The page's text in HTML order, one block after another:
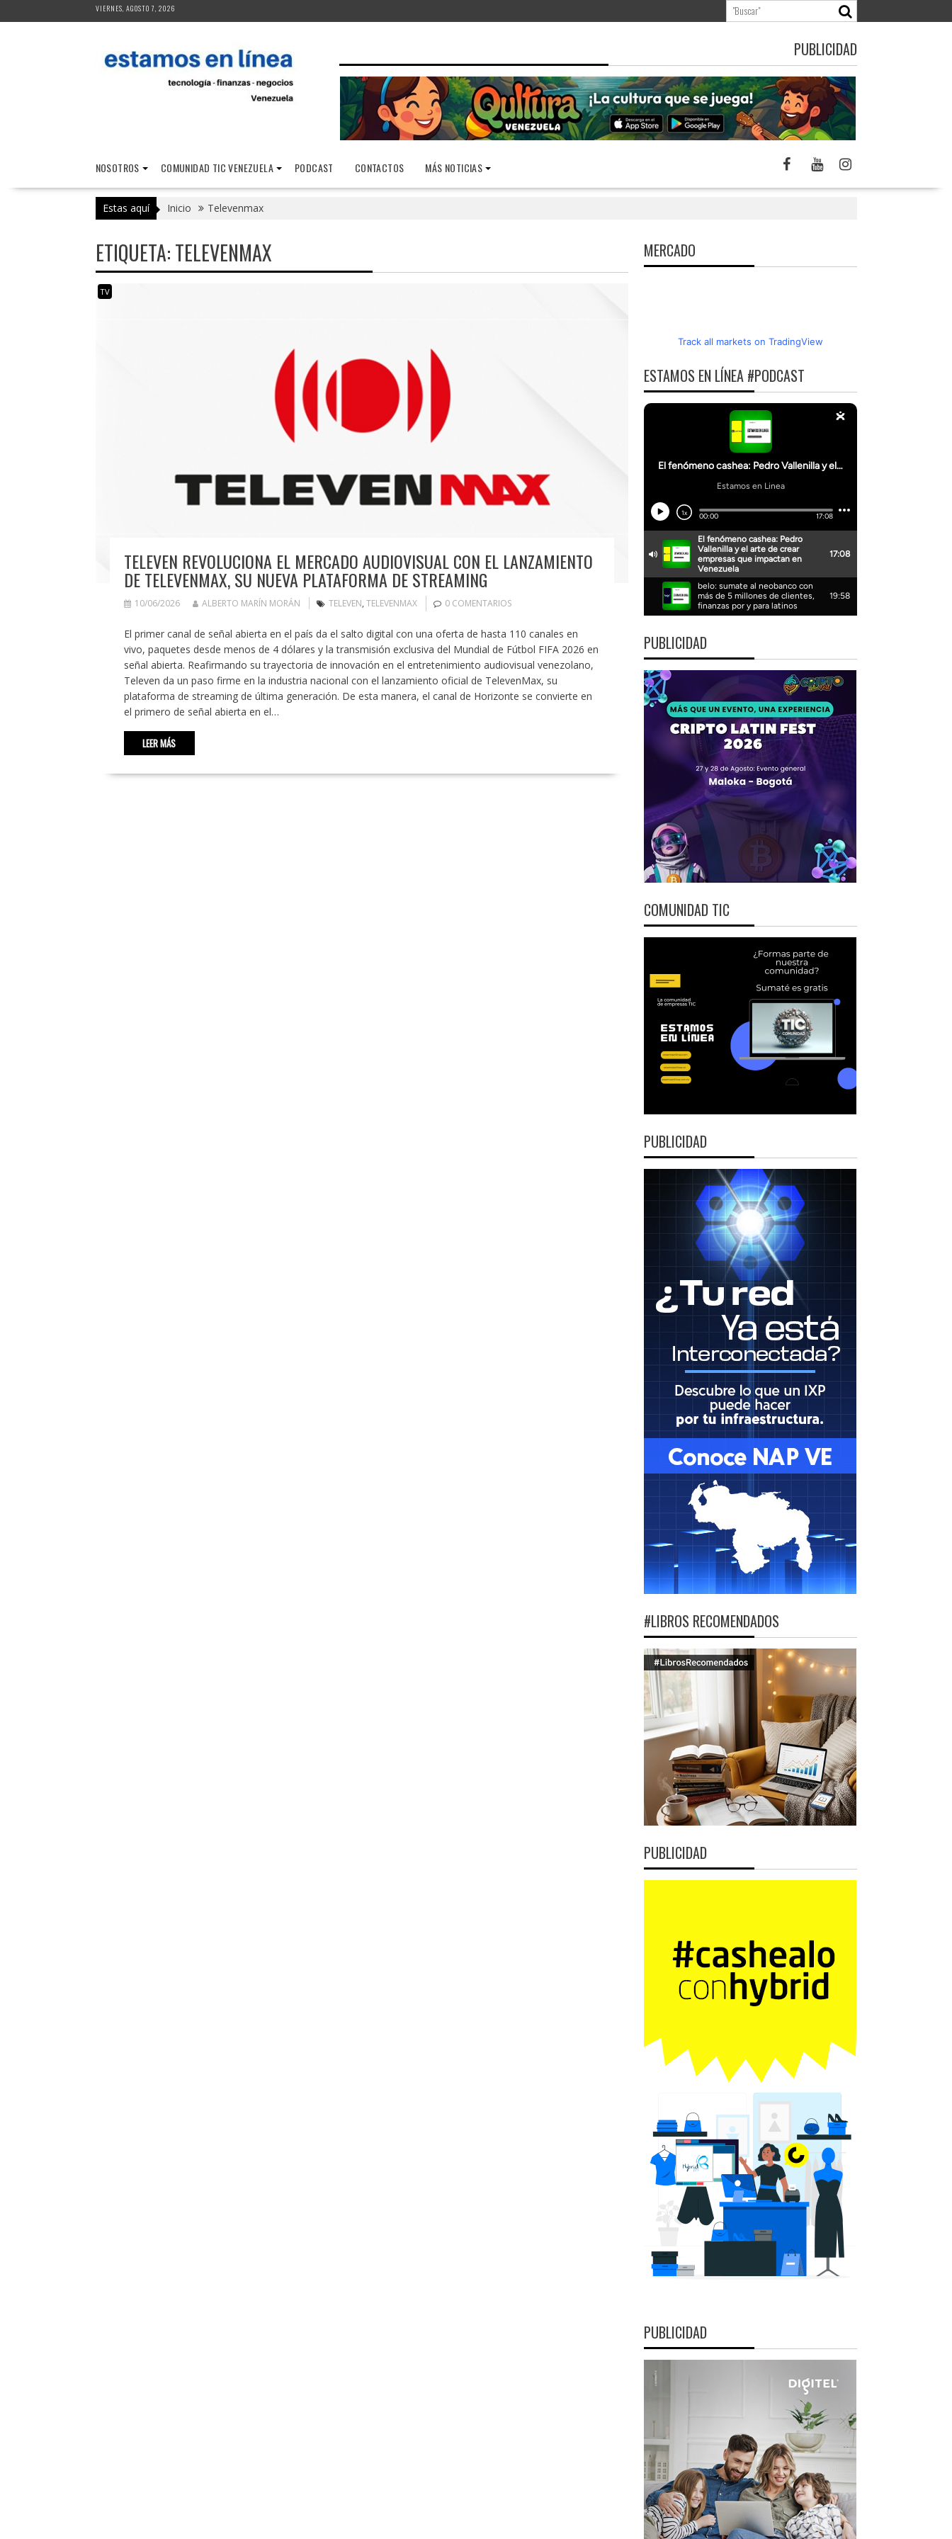
al
VIERNES, AGOSTO 7, 2026
PUBLICIDAD
NOSOTROS COMUNIDAD TIC VENEZUELA PODCAST CONTACTOS MÁS NOTICIAS
Estas aquí Inicio Televenmax
ETIQUETA:TELEVENMAX
TV
TELEVEN REVOLUCIONA EL MERCADO AUDIOVISUAL CON EL LANZAMIENTO
DE TELEVENMAX, SU NUEVA PLATAFORMA DE STREAMING
10/06/2026 ALBERTO MARÍN MORÁN TELEVEN, TELEVENMAX 0 COMENTARIOS
El primer canal de señal abierta en el país da el salto digital con una oferta de hasta 110 canales en
vivo, paquetes desde menos de 4 dólares y la transmisión exclusiva del Mundial de Fútbol FIFA 2026 en
señal abierta. Reafirmando su trayectoria de innovación en el entretenimiento audiovisual venezolano,
Televen da un paso firme en la industria nacional con el lanzamiento oficial de TelevenMax, su
plataforma de streaming de última generación. De esta manera, el canal de Horizonte se convierte en
el primero de señal abierta en el…
LEER MÁS
MERCADO
Track all markets on TradingView
ESTAMOS EN LÍNEA #PODCAST
PUBLICIDAD
COMUNIDAD TIC
PUBLICIDAD
#LIBROS RECOMENDADOS
PUBLICIDAD
PUBLICIDAD